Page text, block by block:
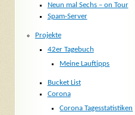
Neun mal Sechs – on Tour
Spam-Server
Projekte
42er Tagebuch
Meine Lauftipps
Bucket List
Corona
Corona Tagesstatistiken